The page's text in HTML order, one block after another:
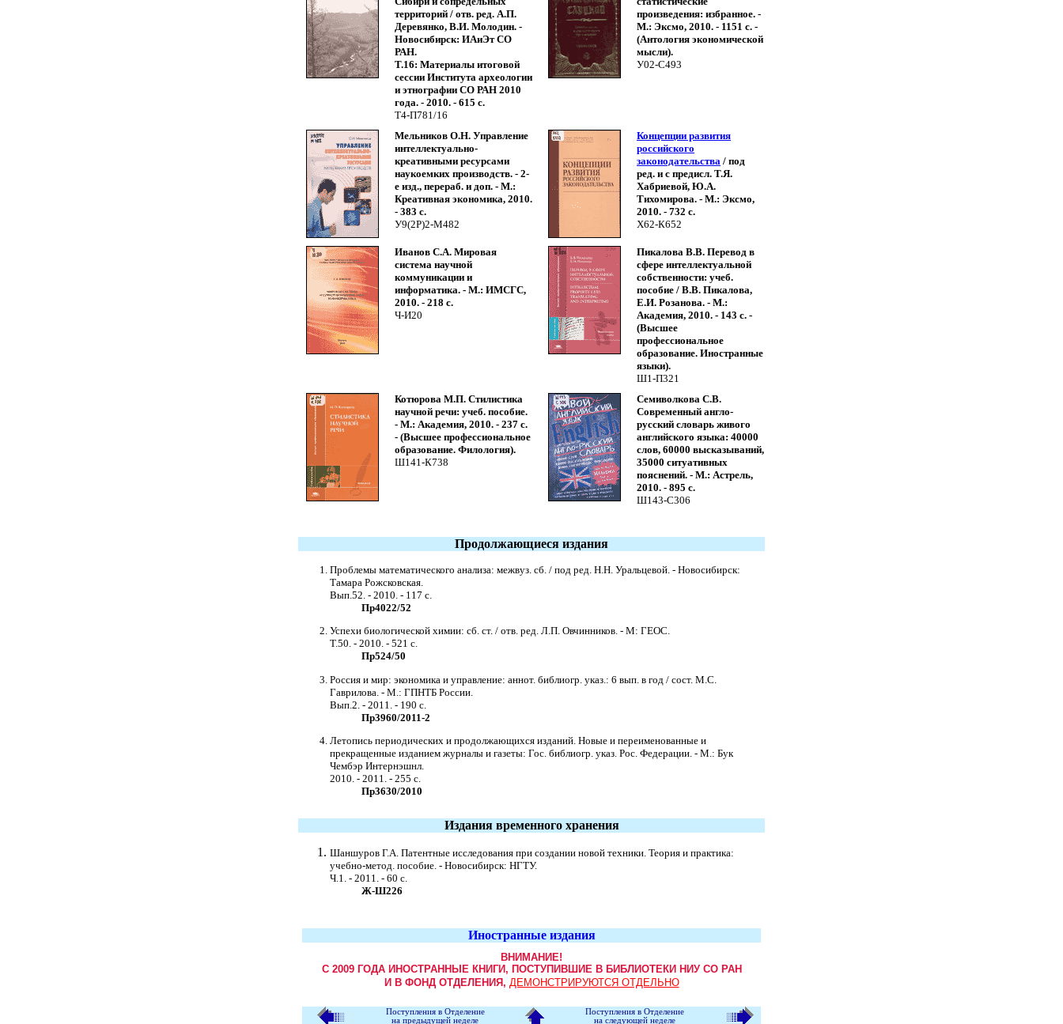
территорий / отв. ред. А.П.
Деревянко, В.И. Молодин. -
Новосибирск: ИАиЭт СО
РАН.
Т.16: Материалы итоговой
сессии Института археологии
и этнографии СО РАН 2010
года. - 2010. - 615 с.
Т4-П781/16
произведения: избранное. -
М.: Эксмо, 2010. - 1151 с. -
(Антология экономической
мысли).
У02-С493
Мельников О.Н. Управление
интеллектуально-
креативными ресурсами
наукоемких производств. - 2-
е изд., перераб. и доп. - М.:
Креативная экономика, 2010.
- 383 с.
У9(2Р)2-М482
Концепции развития
российского
законодательства / под
ред. и с предисл. Т.Я.
Хабриевой, Ю.А.
Тихомирова. - М.: Эксмо,
2010. - 732 с.
Х62-К652
Иванов С.А. Мировая
система научной
коммуникации и
информатика. - М.: ИМСГС,
2010. - 218 с.
Ч-И20
Пикалова В.В. Перевод в
сфере интеллектуальной
собственности: учеб.
пособие / В.В. Пикалова,
Е.И. Розанова. - М.:
Академия, 2010. - 143 с. -
(Высшее
профессиональное
образование. Иностранные
языки).
Ш1-П321
Котюрова М.П. Стилистика
научной речи: учеб. пособие.
- М.: Академия, 2010. - 237 с.
- (Высшее профессиональное
образование. Филология).
Ш141-К738
Семиволкова С.В.
Современный англо-
русский словарь живого
английского языка: 40000
слов, 60000 высказываний,
35000 ситуативных
пояснений. - М.: Астрель,
2010. - 895 с.
Ш143-С306
Продолжающиеся издания
Проблемы математического анализа: межвуз. сб. / под ред. Н.Н. Уральцевой. - Новосибирск:
Тамара Рожсковская.
Вып.52. - 2010. - 117 с.
Пр4022/52
Успехи биологической химии: сб. ст. / отв. ред. Л.П. Овчинников. - М: ГЕОС.
Т.50. - 2010. - 521 с.
Пр524/50
Россия и мир: экономика и управление: аннот. библиогр. указ.: 6 вып. в год / cост. М.С.
Гаврилова. - М.: ГПНТБ России.
Вып.2. - 2011. - 190 с.
Пр3960/2011-2
Летопись периодических и продолжающихся изданий. Новые и переименованные и
прекращенные изданием журналы и газеты: Гос. библиогр. указ. Рос. Федерации. - М.: Бук
Чембэр Интернэшнл.
2010. - 2011. - 255 с.
Пр3630/2010
Издания временного хранения
Шаншуров Г.А. Патентные исследования при создании новой техники. Теория и практика:
учебно-метод. пособие. - Новосибирск: НГТУ.
Ч.1. - 2011. - 60 с.
Ж-Ш226
Иностранные издания
ВНИМАНИЕ!
С 2009 ГОДА ИНОСТРАННЫЕ КНИГИ, ПОСТУПИВШИЕ В БИБЛИОТЕКИ НИУ СО РАН
И В ФОНД ОТДЕЛЕНИЯ, ДЕМОНСТРИРУЮТСЯ ОТДЕЛЬНО
Поступления в Отделение
на предыдущей неделе
Поступления в Отделение
на следующей неделе